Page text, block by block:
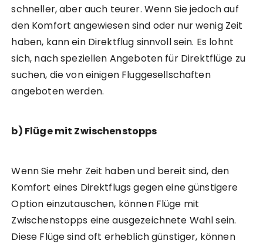
schneller, aber auch teurer. Wenn Sie jedoch auf
den Komfort angewiesen sind oder nur wenig Zeit
haben, kann ein Direktflug sinnvoll sein. Es lohnt
sich, nach speziellen Angeboten für Direktflüge zu
suchen, die von einigen Fluggesellschaften
angeboten werden.
b) Flüge mit Zwischenstopps
Wenn Sie mehr Zeit haben und bereit sind, den
Komfort eines Direktflugs gegen eine günstigere
Option einzutauschen, können Flüge mit
Zwischenstopps eine ausgezeichnete Wahl sein.
Diese Flüge sind oft erheblich günstiger, können